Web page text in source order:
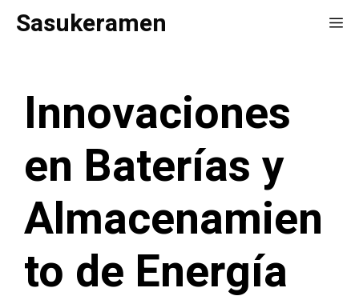
SaltarSasukeramen
Innovaciones
en Baterías y
Almacenamien
to de Energía